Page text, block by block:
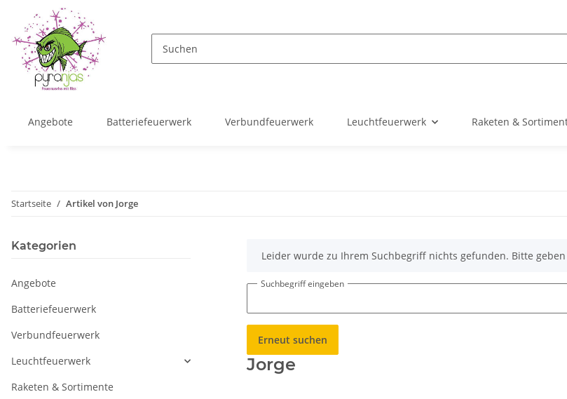
Angebote Batteriefeuerwerk Verbundfeuerwerk Leuchtfeuerwerk Raketen &
Startseite Artikel von Jorge
xLeider wurde zu Ihrem Suchbegriff nichts gefunden. Bitte
Suchbegriff eingeben
Erneut suchen
Jorge
Kategorien
Angebote
Batteriefeuerwerk
Verbundfeuerwerk
Leuchtfeuerwerk
Raketen & Sortimente